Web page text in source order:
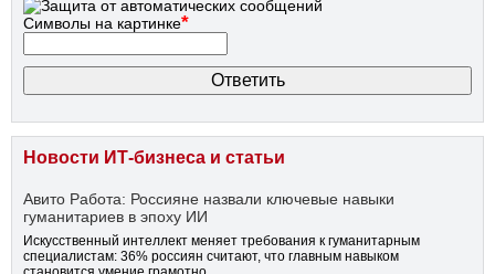
Символы на картинке*
Новости ИТ-бизнеса и статьи
Авито Работа: Россияне назвали ключевые навыки
гуманитариев в эпоху ИИ
Искусственный интеллект меняет требования к гуманитарным
специалистам: 36% россиян считают, что главным навыком